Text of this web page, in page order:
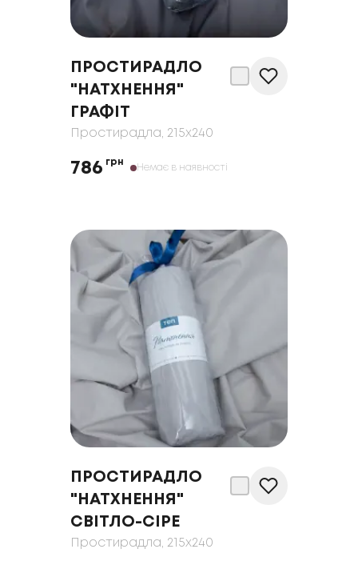
ПРОСТИРАДЛО
"НАТХНЕННЯ"
ГРАФІТ
Простирадла, 215x240
786 грн
Немає в наявності
ПРОСТИРАДЛО
"НАТХНЕННЯ"
СВІТЛО-СІРЕ
Простирадла, 215x240